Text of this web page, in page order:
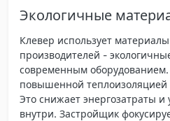
Экологичные
Клевер использует
производителей -
современным
повышенной
Это снижает энергозатраты
внутри. Застройщик